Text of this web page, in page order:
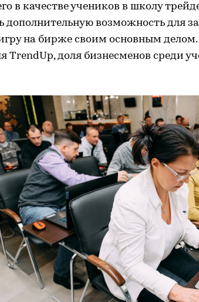
в качестве учеников в школу
дополнительную возможность для
на бирже своим основным
TrendUp, доля бизнесменов среди